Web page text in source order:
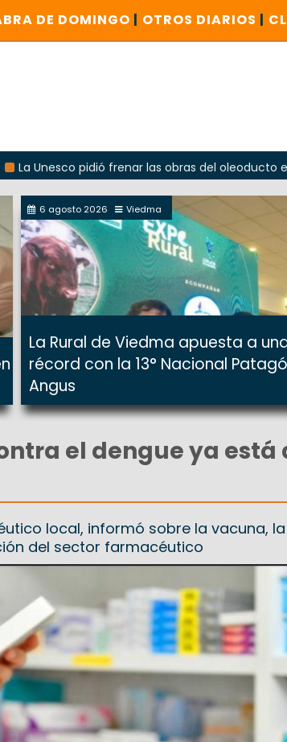
DE DOMINGO | OTROS DIARIOS |
pidió frenar las obras del oleoducto en Punta
6 agosto 2026 Viedma
La Rural de Viedma apuesta a
récord con la 13° Nacional
Angus
el dengue ya está
local, informó sobre la vacuna,
del sector farmacéutico